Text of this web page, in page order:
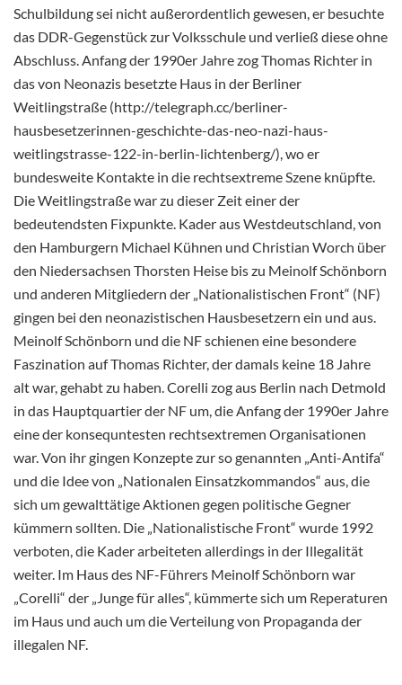
Schulbildung sei nicht außerordentlich gewesen, er besuchte
das DDR-Gegenstück zur Volksschule und verließ diese ohne
Abschluss. Anfang der 1990er Jahre zog Thomas Richter in
das von Neonazis besetzte Haus in der Berliner
Weitlingstraße (http://telegraph.cc/berliner-
hausbesetzerinnen-geschichte-das-neo-nazi-haus-
weitlingstrasse-122-in-berlin-lichtenberg/), wo er
bundesweite Kontakte in die rechtsextreme Szene knüpfte.
Die Weitlingstraße war zu dieser Zeit einer der
bedeutendsten Fixpunkte. Kader aus Westdeutschland, von
den Hamburgern Michael Kühnen und Christian Worch über
den Niedersachsen Thorsten Heise bis zu Meinolf Schönborn
und anderen Mitgliedern der „Nationalistischen Front“ (NF)
gingen bei den neonazistischen Hausbesetzern ein und aus.
Meinolf Schönborn und die NF schienen eine besondere
Faszination auf Thomas Richter, der damals keine 18 Jahre
alt war, gehabt zu haben. Corelli zog aus Berlin nach Detmold
in das Hauptquartier der NF um, die Anfang der 1990er Jahre
eine der konsequntesten rechtsextremen Organisationen
war. Von ihr gingen Konzepte zur so genannten „Anti-Antifa“
und die Idee von „Nationalen Einsatzkommandos“ aus, die
sich um gewalttätige Aktionen gegen politische Gegner
kümmern sollten. Die „Nationalistische Front“ wurde 1992
verboten, die Kader arbeiteten allerdings in der Illegalität
weiter. Im Haus des NF-Führers Meinolf Schönborn war
„Corelli“ der „Junge für alles“, kümmerte sich um Reperaturen
im Haus und auch um die Verteilung von Propaganda der
illegalen NF.